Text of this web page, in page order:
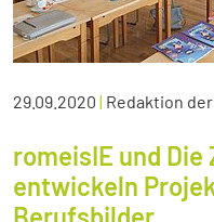
29.09.2020 | Redaktion
romeisIE und
entwickeln